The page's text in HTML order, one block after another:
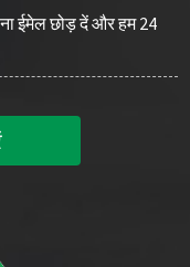
ईमेल छोड़ दें और हम 24